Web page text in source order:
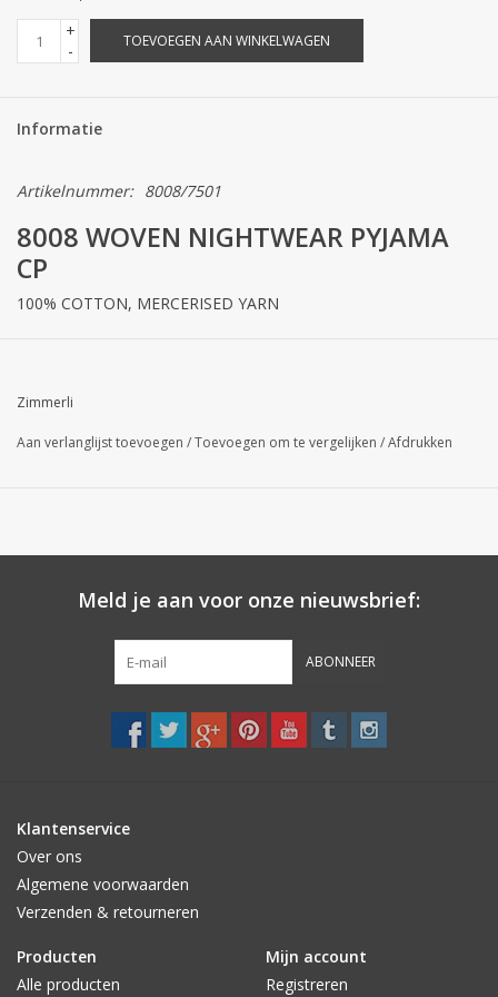
+
-
TOEVOEGEN AAN WINKELWAGEN
Informatie
Artikelnummer: 8008/7501
8008 WOVEN NIGHTWEAR PYJAMA
CP
100% COTTON, MERCERISED YARN
WOVEN NIGHTWEAR
nightwear by Zimmerli of Switzerland. The appeal of the top lies
two buttons release the waist and there is also a fly button.
Zimmerli
Aan verlanglijst toevoegen /Toevoegen om te vergelijken /Afdrukken
Meld je aan voor onze nieuwsbrief:
ABONNEER
Klantenservice
Over ons
Algemene voorwaarden
Verzenden & retourneren
Producten
Alle producten
Mijn account
Registreren